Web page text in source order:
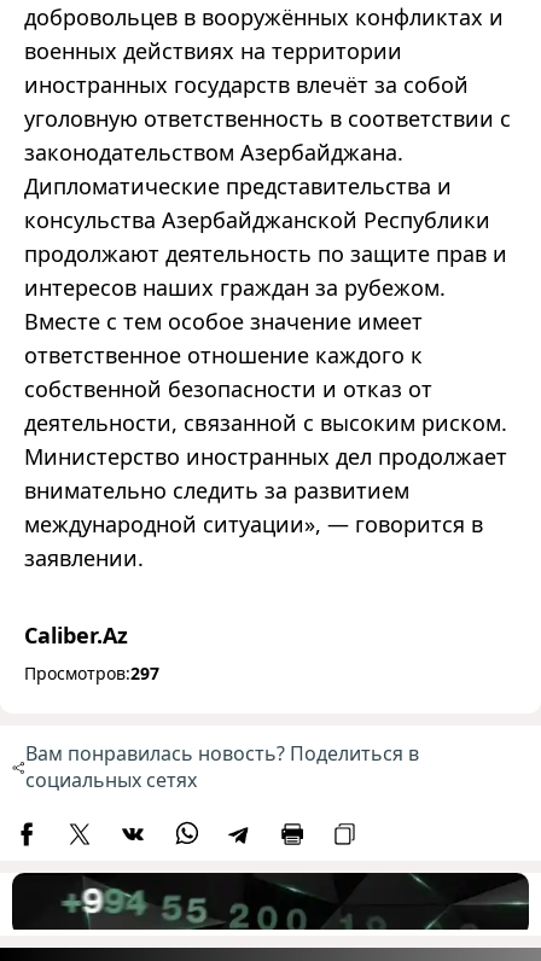
добровольцев в вооружённых конфликтах и
военных действиях на территории
иностранных государств влечёт за собой
уголовную ответственность в соответствии с
законодательством Азербайджана.
Дипломатические представительства и
консульства Азербайджанской Республики
продолжают деятельность по защите прав и
интересов наших граждан за рубежом.
Вместе с тем особое значение имеет
ответственное отношение каждого к
собственной безопасности и отказ от
деятельности, связанной с высоким риском.
Министерство иностранных дел продолжает
внимательно следить за развитием
международной ситуации», — говорится в
заявлении.
Caliber.Az
Просмотров:297
Вам понравилась новость? Поделиться в
социальных сетях